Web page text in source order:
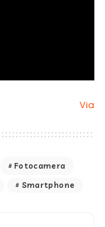
Via
Fotocamera
Smartphone